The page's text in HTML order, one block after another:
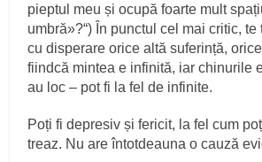
pieptul meu și ocupă foarte mult
umbră»?“) În punctul cel mai critic,
cu disperare orice altă suferință,
fiindcă mintea e infinită, iar chinurile
au loc – pot fi la fel de infinite.
Poți fi depresiv și fericit, la fel cum
treaz. Nu are întotdeauna o cauză